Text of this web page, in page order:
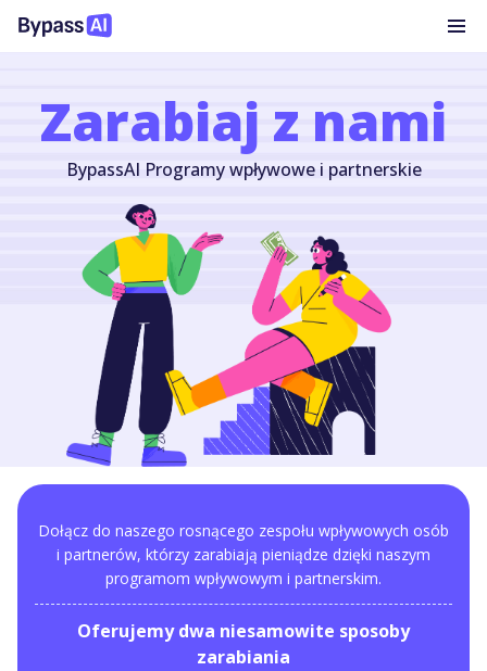
Zarabiaj z nami
BypassAI Programy wpływowe i partnerskie
Dołącz do naszego rosnącego zespołu wpływowych osób
i partnerów, którzy zarabiają pieniądze dzięki naszym
programom wpływowym i partnerskim.
Oferujemy dwa niesamowite sposoby
zarabiania